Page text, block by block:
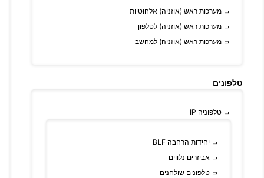
מערכות ראש (אוזניה) אלחוטיות
מערכות ראש (אוזניה) לטלפון
מערכות ראש (אוזניה) למחשב
טלפונים
טלפוניה IP
יחידות הרחבה BLF
אביזרים נלווים
טלפונים שולחנים